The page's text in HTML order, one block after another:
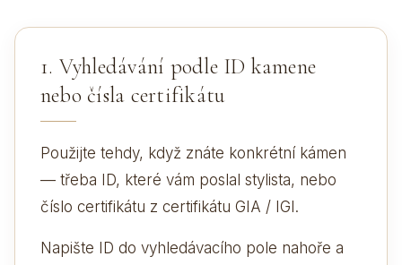
1. Vyhledávání podle ID kamene
nebo čísla certifikátu
Použijte tehdy, když znáte konkrétní kámen
— třeba ID, které vám poslal stylista, nebo
číslo certifikátu z certifikátu GIA / IGI.
Napište ID do vyhledávacího pole nahoře a